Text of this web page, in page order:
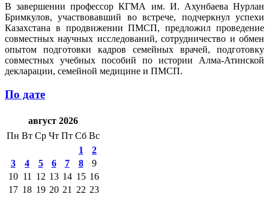
В завершении профессор КГМА им. И. Ахунбаева Нурлан
Бримкулов, участвовавший во встрече, подчеркнул успехи
Казахстана в продвижении ПМСП, предложил проведение
совместных научных исследований, сотрудничество и обмен
опытом подготовки кадров семейных врачей, подготовку
совместных учебных пособий по истории Алма-Атинской
декларации, семейной медицине и ПМСП.
По дате
август 2026
Пн Вт Ср Чт Пт Сб Вс
1
2
3
4 5 6 7 8
9
10 11 12 13 14 15 16
17 18 19 20 21 22 23